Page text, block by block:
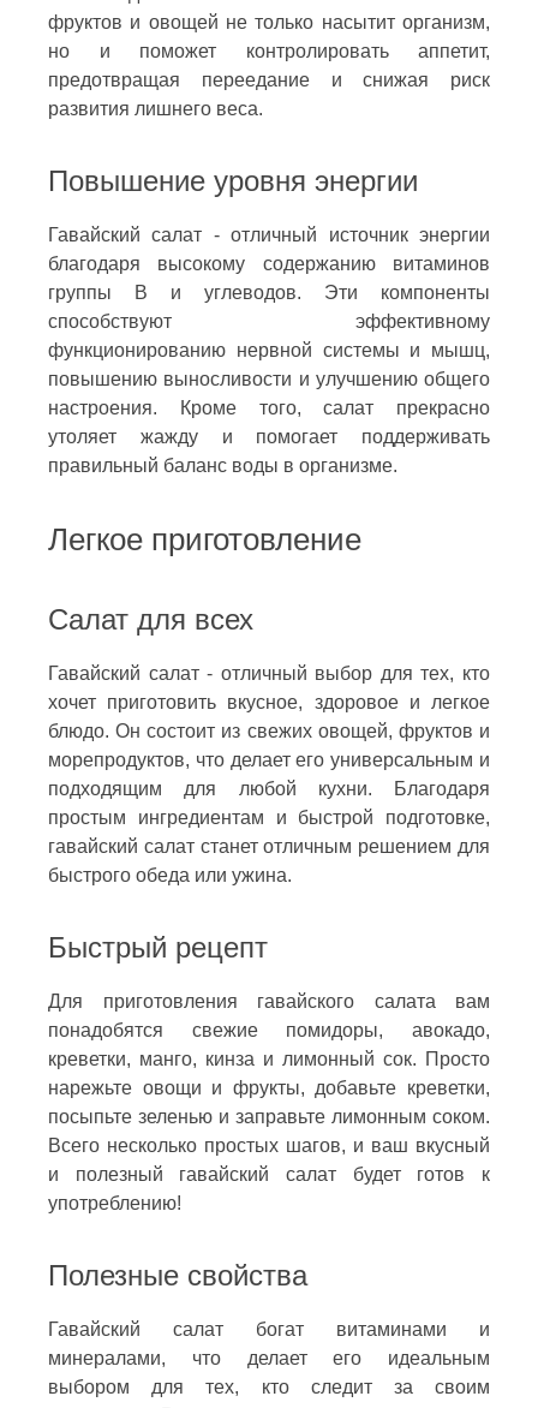
фруктов и овощей не только насытит организм,
но и поможет контролировать аппетит,
предотвращая переедание и снижая риск
развития лишнего веса.
Повышение уровня энергии
Гавайский салат - отличный источник энергии
благодаря высокому содержанию витаминов
группы В и углеводов. Эти компоненты
способствуют эффективному
функционированию нервной системы и мышц,
повышению выносливости и улучшению общего
настроения. Кроме того, салат прекрасно
утоляет жажду и помогает поддерживать
правильный баланс воды в организме.
Легкое приготовление
Салат для всех
Гавайский салат - отличный выбор для тех, кто
хочет приготовить вкусное, здоровое и легкое
блюдо. Он состоит из свежих овощей, фруктов и
морепродуктов, что делает его универсальным и
подходящим для любой кухни. Благодаря
простым ингредиентам и быстрой подготовке,
гавайский салат станет отличным решением для
быстрого обеда или ужина.
Быстрый рецепт
Для приготовления гавайского салата вам
понадобятся свежие помидоры, авокадо,
креветки, манго, кинза и лимонный сок. Просто
нарежьте овощи и фрукты, добавьте креветки,
посыпьте зеленью и заправьте лимонным соком.
Всего несколько простых шагов, и ваш вкусный
и полезный гавайский салат будет готов к
употреблению!
Полезные свойства
Гавайский салат богат витаминами и
минералами, что делает его идеальным
выбором для тех, кто следит за своим